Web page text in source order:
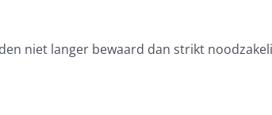
niet langer bewaard dan strikt